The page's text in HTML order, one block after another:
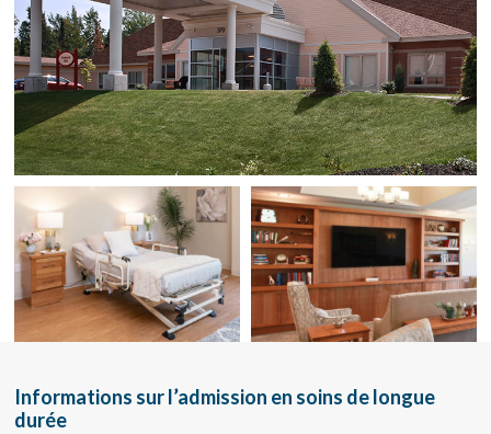
Informations sur l’admission en soins de longue
durée